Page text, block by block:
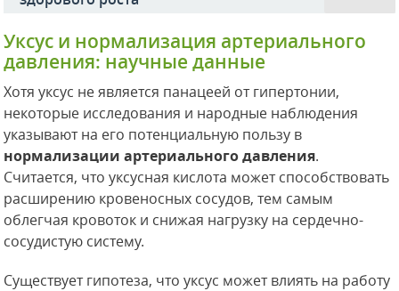
Уксус и нормализация артериального
давления: научные данные
Хотя уксус не является панацеей от гипертонии,
некоторые исследования и народные наблюдения
указывают на его потенциальную пользу в
нормализации артериального давления.
Считается, что уксусная кислота может способствовать
расширению кровеносных сосудов, тем самым
облегчая кровоток и снижая нагрузку на сердечно-
сосудистую систему.
Существует гипотеза, что уксус может влиять на работу